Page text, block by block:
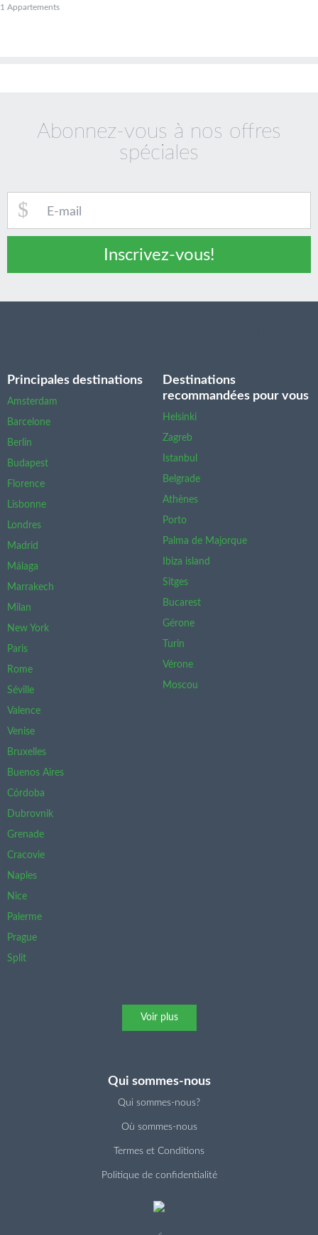
1 Appartements
Abonnez-vous à nos offres
spéciales
Inscrivez-vous!
Principales destinations
Amsterdam
Barcelone
Berlin
Budapest
Florence
Lisbonne
Londres
Madrid
Málaga
Marrakech
Milan
New York
Paris
Rome
Séville
Valence
Venise
Bruxelles
Buenos Aires
Córdoba
Dubrovnik
Grenade
Cracovie
Naples
Nice
Palerme
Prague
Split
Destinations
recommandées pour vous
Helsinki
Zagreb
Istanbul
Belgrade
Athènes
Porto
Palma de Majorque
Ibiza island
Sitges
Bucarest
Gérone
Turin
Vérone
Moscou
Voir plus
Qui sommes-nous
Qui sommes-nous?
Où sommes-nous
Termes et Conditions
Politique de confidentialité